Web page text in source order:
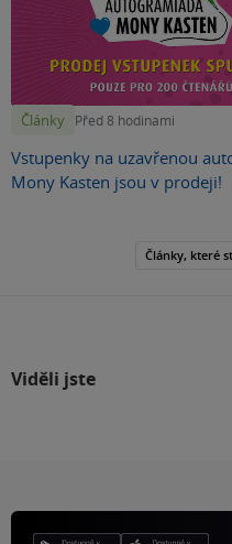
Články Před 8 hodinami
Vstupenky na uzavřenou
Mony Kasten jsou v prodeji!
Články, které
Viděli jste